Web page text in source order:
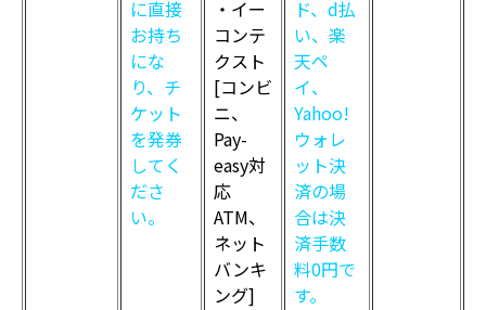
に直接
お持ち
にな
り、チ
ケット
を発券
してく
ださ
い。
・イー
コンテ
クスト
[コンビ
ニ、
Pay-
easy対
応
ATM、
ネット
バンキ
ング]
ド、d払
い、楽
天ペ
イ、
Yahoo!
ウォレ
ット決
済の場
合は決
済手数
料0円で
す。